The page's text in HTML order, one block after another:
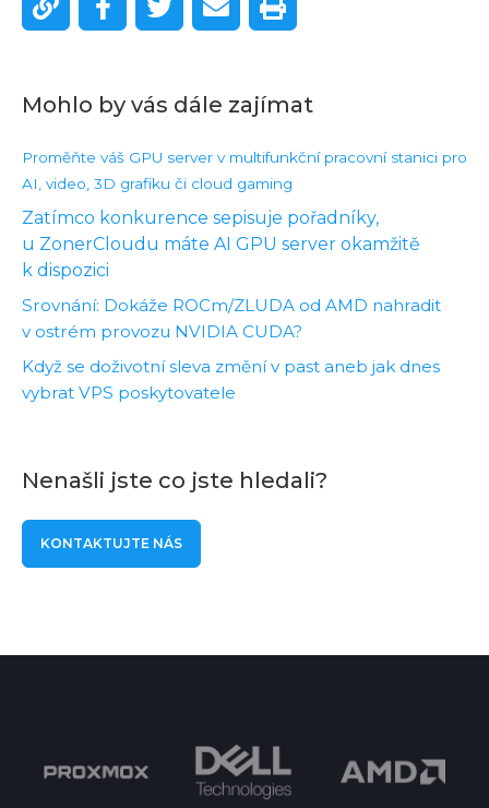
Mohlo by vás dále zajímat
Proměňte váš GPU server v multifunkční pracovní stanici pro
AI, video, 3D grafiku či cloud gaming
Zatímco konkurence sepisuje pořadníky,
u ZonerCloudu máte AI GPU server okamžitě
k dispozici
Srovnání: Dokáže ROCm/ZLUDA od AMD nahradit
v ostrém provozu NVIDIA CUDA?
Když se doživotní sleva změní v past aneb jak dnes
vybrat VPS poskytovatele
Nenašli jste co jste hledali?
KONTAKTUJTE NÁS